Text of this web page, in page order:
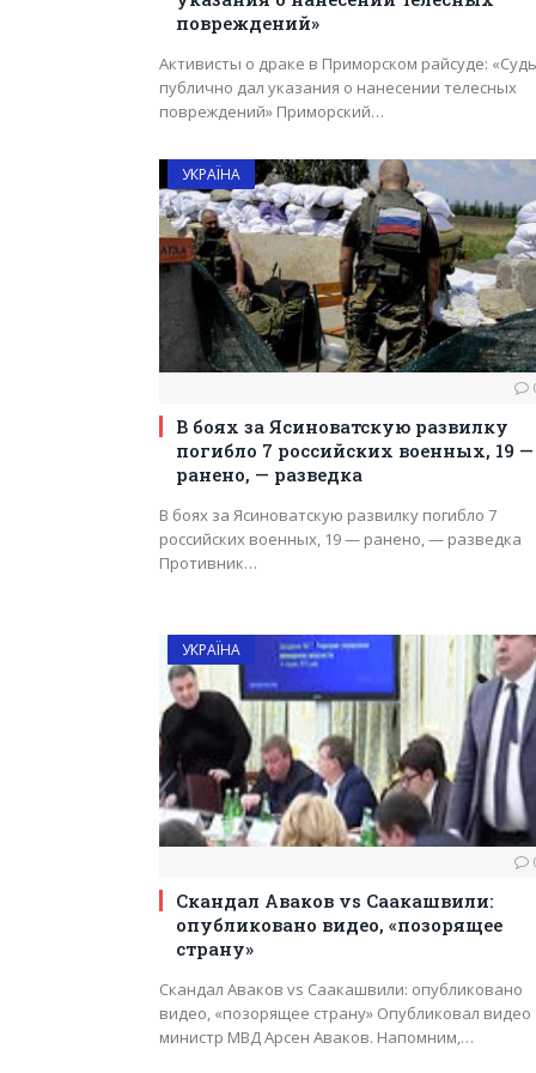
повреждений»
Активисты о драке в Приморском райсуде:
публично дал указания о нанесении телесных
повреждений» Приморский…
УКРАЇНА
В боях за Ясиноватскую развилку
погибло 7 российских военных, 19 —
ранено, — разведка
В боях за Ясиноватскую развилку погибло 7
российских военных, 19 — ранено, — разведка
Противник…
УКРАЇНА
Скандал Аваков vs Саакашвили:
опубликовано видео, «позорящее
страну»
Скандал Аваков vs Саакашвили: опубликовано
видео, «позорящее страну» Опубликовал видео
министр МВД Арсен Аваков. Напомним,…